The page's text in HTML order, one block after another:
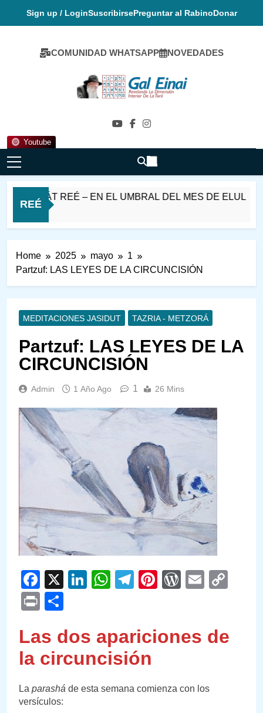
Sign up / LoginSuscribirsePreguntar al RabinoDonar
COMUNIDAD WHATSAPP NOVEDADES
Youtube
Gal Einai En
REÉ
REÉ – EN EL UMBRAL DEL MES DE ELUL
Home 2025 mayo
1
Partzuf: LAS LEYES DE LA CIRCUNCISIÓN
MEDITACIONES JASIDUT TAZRIA - METZORÁ
Partzuf: LAS LEYES DE LA
CIRCUNCISIÓN
Admin 1 Año Ago 1 26 Mins
Facebook
X LinkedIn
WhatsApp
Telegram
PinterestEmail
Print
Las dos apariciones de
la circuncisión
La parashá de esta semana comienza con los
versículos: